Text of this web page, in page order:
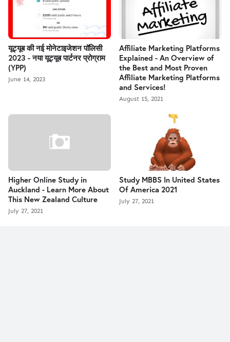
यूट्यूब की नई मोनेटाइजेशन पॉलिसी
2023 - नया यूट्यूब पार्टनर प्रोग्राम
(YPP)
June 14, 2023
Affiliate Marketing Platforms
Explained - An Overview of
the Best and Most Proven
Affiliate Marketing Platforms
and Services!
August 15, 2021
Higher Online Study in
Auckland - Learn More About
This New Zealand Culture
July 27, 2021
Study MBBS In United States
Of America 2021
July 27, 2021